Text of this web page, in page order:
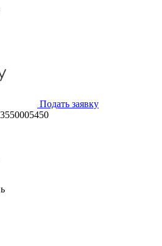
Подать заявку